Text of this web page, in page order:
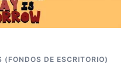
(FONDOS DE ESCRITORIO)